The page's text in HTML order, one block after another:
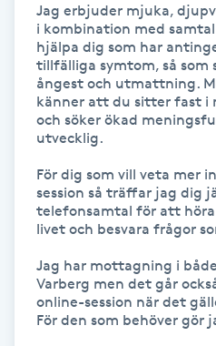
Hot yoga
Hudföryngring
Huduppstramning
Hudvård
Hyaluronsyra
Hyperhidros
Jag erbjuder mjuka,
i kombination med
hjälpa dig som har
tillfälliga symtom, så som
ångest och utmattning.
känner att du sitter fast i
och söker ökad
utvecklig.
För dig som vill veta mer
session så träffar jag dig
telefonsamtal för att
livet och besvara frågor
Jag har mottagning i
Varberg men det går
online-session när det
För den som behöver gör